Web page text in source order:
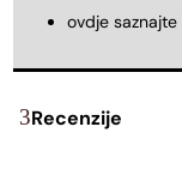
ovdje saznajte
Recenzije